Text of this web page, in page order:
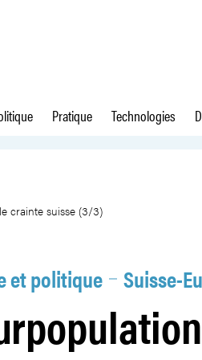
Pratique Technologies
vieille crainte
crainte suisse (3/3)
et politique Suisse-